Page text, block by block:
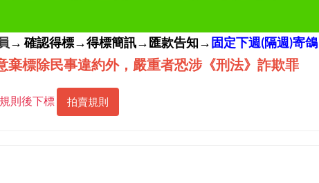
→ 確認得標→得標簡訊→匯款告知→固定下週(隔週)寄鴿
棄標除民事違約外，嚴重者恐涉《刑法》詐欺罪
則後下標 拍賣規則